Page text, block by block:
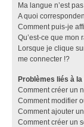
Ma langue n’est
A quoi
Comment puis-je
Qu’est-ce que mon
Lorsque je clique
me connecter !?
Problèmes liés à
Comment créer un
Comment modifier
Comment ajouter
Comment créer un